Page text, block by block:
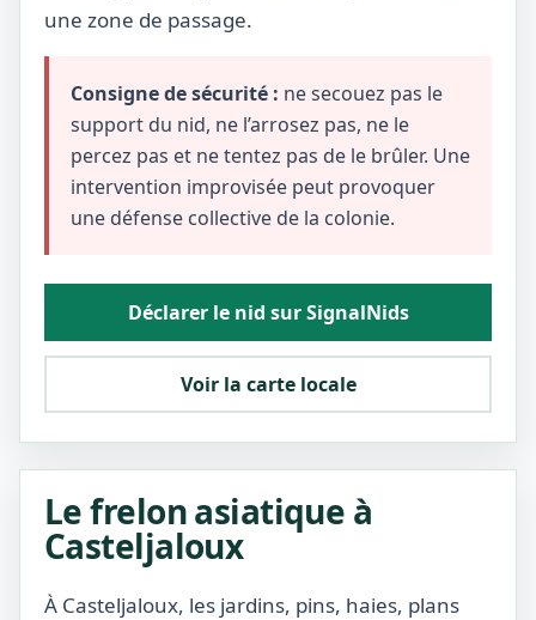
une zone de passage.
Consigne de sécurité : ne secouez pas le
support du nid, ne l’arrosez pas, ne le
percez pas et ne tentez pas de le brûler. Une
intervention improvisée peut provoquer
une défense collective de la colonie.
Déclarer le nid sur SignalNids
Voir la carte locale
Le frelon asiatique à
Casteljaloux
À Casteljaloux, les jardins, pins, haies, plans